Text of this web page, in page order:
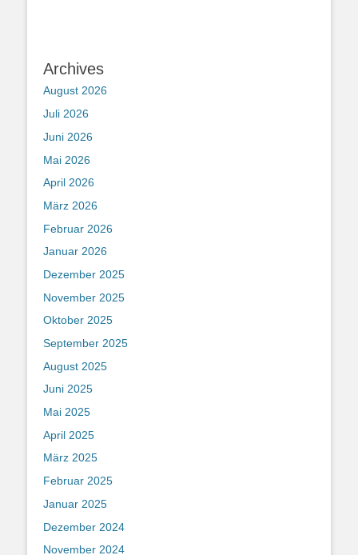
Archives
August 2026
Juli 2026
Juni 2026
Mai 2026
April 2026
März 2026
Februar 2026
Januar 2026
Dezember 2025
November 2025
Oktober 2025
September 2025
August 2025
Juni 2025
Mai 2025
April 2025
März 2025
Februar 2025
Januar 2025
Dezember 2024
November 2024